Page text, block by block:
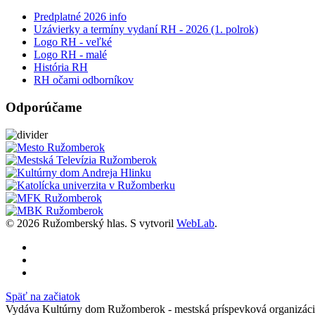
Predplatné 2026 info
Uzávierky a termíny vydaní RH - 2026 (1. polrok)
Logo RH - veľké
Logo RH - malé
História RH
RH očami odborníkov
Odporúčame
© 2026 Ružomberský hlas. S vytvoril WebLab.
Späť na začiatok
Vydáva Kultúrny dom Ružomberok - mestská príspevková